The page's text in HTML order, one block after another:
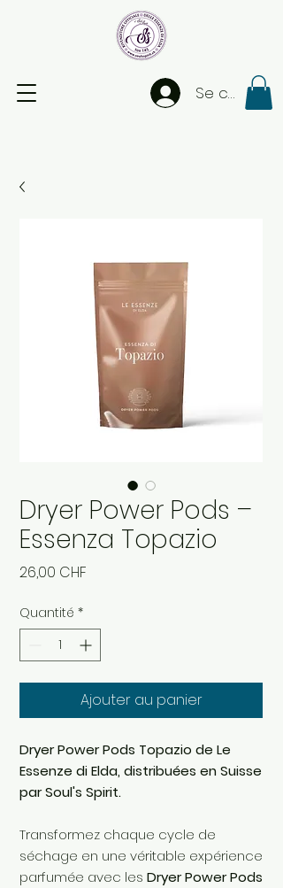
Se
Dryer Power Pods –
Essenza Topazio
26,00 CHF
Quantité *
Ajouter au panier
Dryer Power Pods Topazio de Le
Essenze di Elda, distribuées en Suisse
par Soul's Spirit.
Transformez chaque cycle de
séchage en une véritable expérience
parfumée avec les Dryer Power Pods